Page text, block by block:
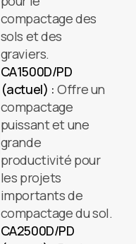
compactage des
sols et des
graviers.
CA1500D/PD
(actuel) : Offre un
compactage
puissant et une
grande
productivité pour
les projets
importants de
compactage du sol.
CA2500D/PD